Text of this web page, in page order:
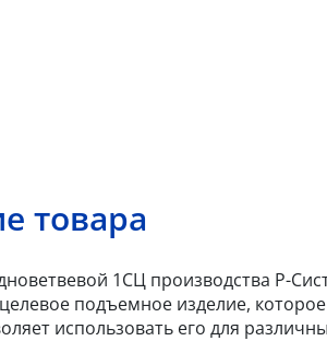
товара
1СЦ производства Р-
подъемное изделие,
использовать его для